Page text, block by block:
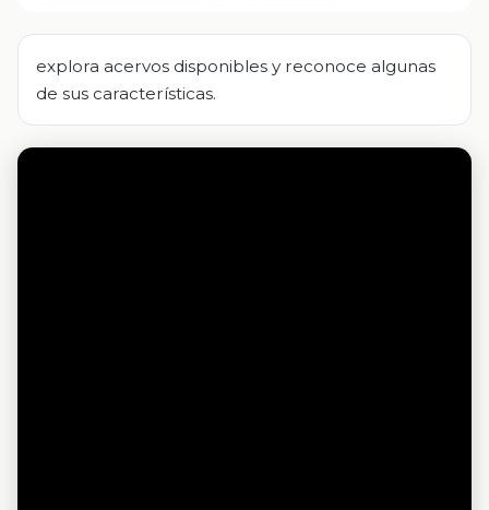
explora acervos disponibles y reconoce algunas
de sus características.